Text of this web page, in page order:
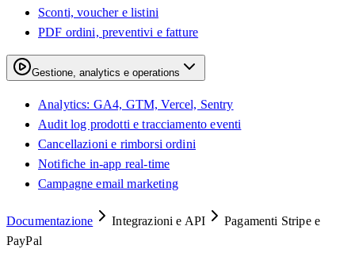
Sconti, voucher e listini
PDF ordini, preventivi e fatture
Gestione, analytics e operations
Analytics: GA4, GTM, Vercel, Sentry
Audit log prodotti e tracciamento eventi
Cancellazioni e rimborsi ordini
Notifiche in-app real-time
Campagne email marketing
Documentazione Integrazioni e API
Pagamenti Stripe e
PayPal